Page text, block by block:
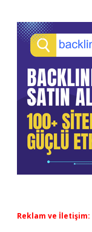
Reklam ve İletişim: